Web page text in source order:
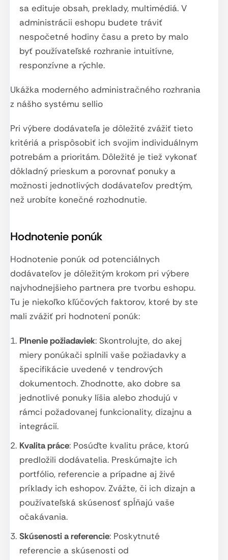
sa edituje obsah, preklady, multimédiá. V
administrácii eshopu budete tráviť
nespočetné hodiny času a preto by malo
byť používateľské rozhranie intuitívne,
responzívne a rýchle.
Ukážka moderného administračného rozhrania
z nášho systému sellio
Pri výbere dodávateľa je dôležité zvážiť tieto
kritériá a prispôsobiť ich svojim individuálnym
potrebám a prioritám. Dôležité je tiež vykonať
dôkladný prieskum a porovnať ponuky a
možnosti jednotlivých dodávateľov predtým,
než urobíte konečné rozhodnutie.
Hodnotenie ponúk
Hodnotenie ponúk od potenciálnych
dodávateľov je dôležitým krokom pri výbere
najvhodnejšieho partnera pre tvorbu eshopu.
Tu je niekoľko kľúčových faktorov, ktoré by ste
mali zvážiť pri hodnotení ponúk:
Plnenie požiadaviek: Skontrolujte, do akej
miery ponúkači splnili vaše požiadavky a
špecifikácie uvedené v tendrových
dokumentoch. Zhodnotte, ako dobre sa
jednotlivé ponuky líšia alebo zhodujú v
rámci požadovanej funkcionality, dizajnu a
integrácií.
Kvalita práce: Posúďte kvalitu práce, ktorú
predložili dodávatelia. Preskúmajte ich
portfólio, referencie a prípadne aj živé
príklady ich eshopov. Zvážte, či ich dizajn a
používateľská skúsenosť spĺňajú vaše
očakávania.
Skúsenosti a referencie: Poskytnuté
referencie a skúsenosti od